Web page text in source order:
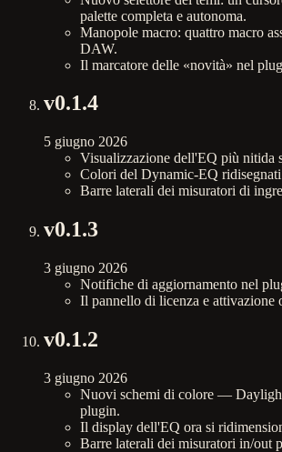
palette completa e autonoma.
Manopole macro: quattro macro
DAW.
Il marcatore delle «novità» nel
v0.1.4
5 giugno 2026
Visualizzazione dell'EQ più nitida
Colori del Dynamic-EQ
Barre laterali dei misuratori di
v0.1.3
3 giugno 2026
Notifiche di aggiornamento nel
Il pannello di licenza e attivazione
v0.1.2
3 giugno 2026
Nuovi schemi di colore —
plugin.
Il display dell'EQ ora si
Barre laterali dei misuratori in/out